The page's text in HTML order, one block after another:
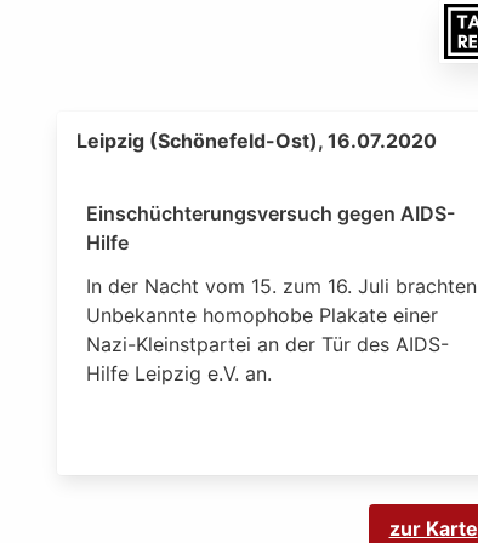
Leipzig (Schönefeld-Ost), 16.07.2020
Einschüchterungsversuch gegen AIDS-
Hilfe
In der Nacht vom 15. zum 16. Juli brachten
Unbekannte homophobe Plakate einer
Nazi-Kleinstpartei an der Tür des AIDS-
Hilfe Leipzig e.V. an.
zur Karte